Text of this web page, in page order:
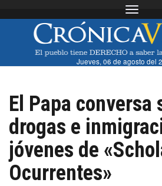
Toggle
Jueves, 06 de agosto del
El Papa conversa
drogas e
jóvenes de
Ocurrentes»